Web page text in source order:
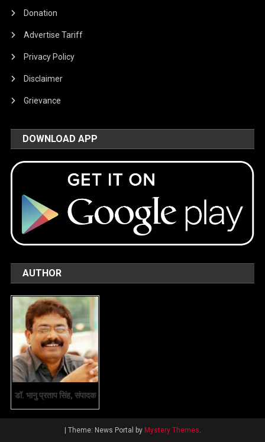
Donation
Advertise Tariff
Privacy Policy
Disclaimer
Grievance
DOWNLOAD APP
AUTHOR
डॉ. भानु प्रताप सिंह, संपादक
Theme: News Portal by Mystery Themes.